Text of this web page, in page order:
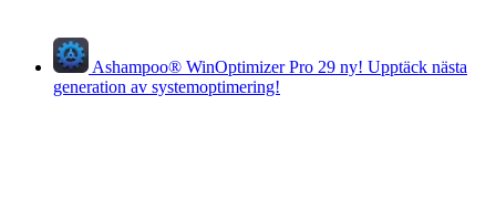
Ashampoo® WinOptimizer Pro 29 ny! Upptäck nästa
generation av systemoptimering!